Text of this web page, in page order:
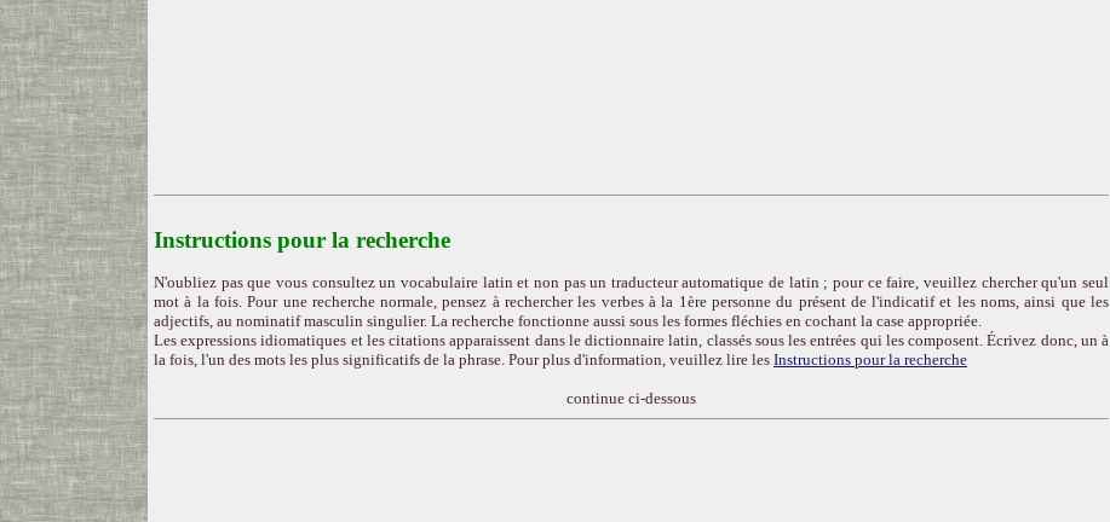
Instructions pour la recherche
N'oubliez pas que vous consultez un vocabulaire latin et non pas un traducteur automatique de latin ; pour ce faire, veuillez chercher qu'un seul
mot à la fois. Pour une recherche normale, pensez à rechercher les verbes à la 1ère personne du présent de l'indicatif et les noms, ainsi que les
adjectifs, au nominatif masculin singulier. La recherche fonctionne aussi sous les formes fléchies en cochant la case appropriée.
Les expressions idiomatiques et les citations apparaissent dans le dictionnaire latin, classés sous les entrées qui les composent. Écrivez donc, un à
la fois, l'un des mots les plus significatifs de la phrase. Pour plus d'information, veuillez lire les Instructions pour la recherche
continue ci-dessous